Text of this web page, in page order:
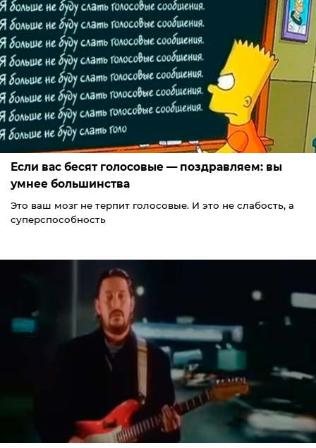
Если вас бесят голосовые — поздравляем: вы
умнее большинства
Это ваш мозг не терпит голосовые. И это не слабость, а
суперспособность